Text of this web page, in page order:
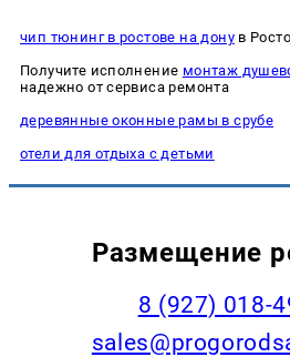
чип тюнинг в ростове на донув
Получите исполнение монтаж
надежно от сервиса ремонта
деревянные оконные рамы в срубе
отели для отдыха с детьми
Размещение
8 (927) 018-